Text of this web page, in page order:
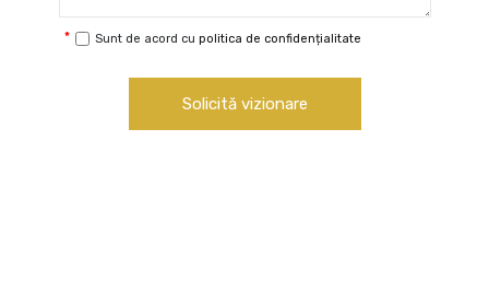
Sunt de acord cu politica de confidențialitate
Solicită vizionare